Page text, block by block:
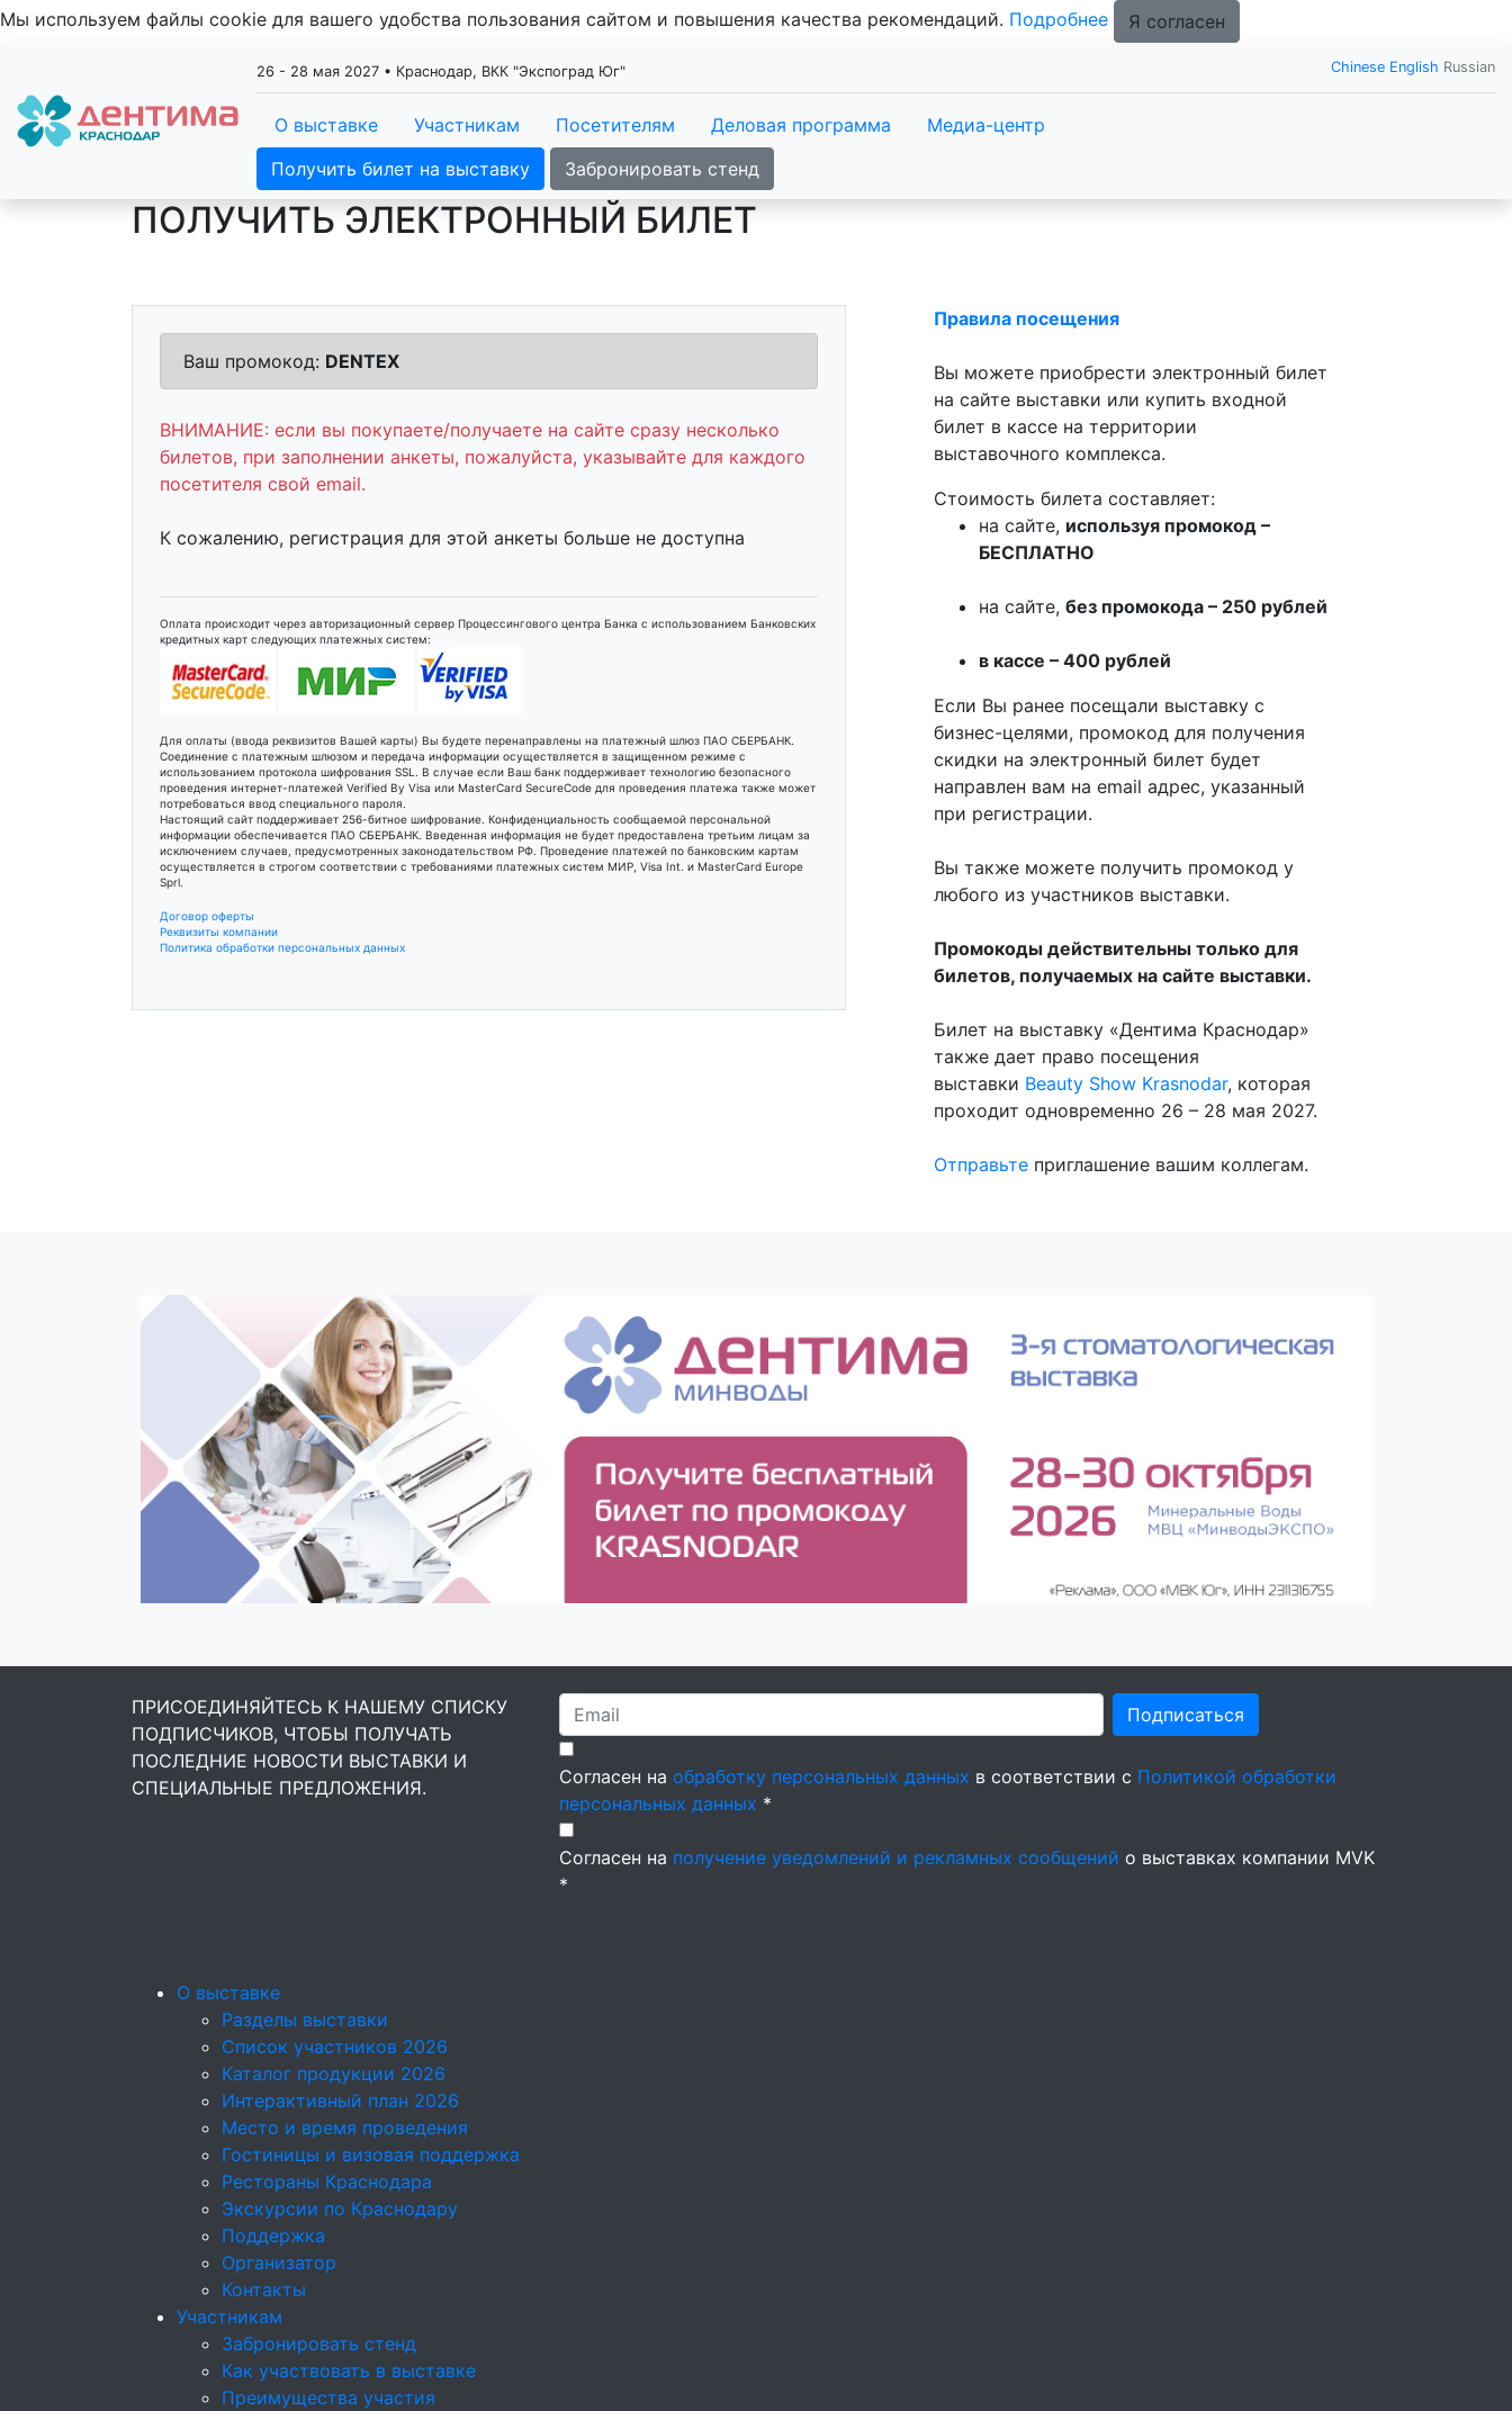
Мы используем файлы cookie для вашего удобства пользования сайтом и повышения качества рекомендаций. Подробнее Я согласен
26 - 28 мая 2027 • Краснодар, ВКК "Экспоград Юг" Chinese English Russian
О выставке Участникам Посетителям Деловая программа
Медиа-центр
Получить билет на выставку
Забронировать стенд
ПОЛУЧИТЬ ЭЛЕКТРОННЫЙ БИЛЕТ
Ваш промокод: DENTEX
ВНИМАНИЕ: если вы покупаете/получаете на сайте сразу несколько
билетов, при заполнении анкеты, пожалуйста, указывайте для каждого
посетителя свой email.
К сожалению, регистрация для этой анкеты больше не доступна
Оплата происходит через авторизационный сервер Процессингового центра Банка с использованием Банковских
кредитных карт следующих платежных систем:
Для оплаты (ввода реквизитов Вашей карты) Вы будете перенаправлены на платежный шлюз ПАО СБЕРБАНК.
Соединение с платежным шлюзом и передача информации осуществляется в защищенном режиме с
использованием протокола шифрования SSL. В случае если Ваш банк поддерживает технологию безопасного
проведения интернет-платежей Verified By Visa или MasterCard SecureCode для проведения платежа также может
потребоваться ввод специального пароля.
Настоящий сайт поддерживает 256-битное шифрование. Конфиденциальность сообщаемой персональной
информации обеспечивается ПАО СБЕРБАНК. Введенная информация не будет предоставлена третьим лицам за
исключением случаев, предусмотренных законодательством РФ. Проведение платежей по банковским картам
осуществляется в строгом соответствии с требованиями платежных систем МИР, Visa Int. и MasterCard Europe
Sprl.
Договор оферты
Реквизиты компании
Политика обработки персональных данных
Правила посещения
Вы можете приобрести электронный билет
на сайте выставки или купить входной
билет в кассе на территории
выставочного комплекса.
Стоимость билета составляет:
на сайте, используя промокод –
БЕСПЛАТНО
на сайте, без промокода – 250 рублей
в кассе – 400 рублей
Если Вы ранее посещали выставку c
бизнес-целями, промокод для получения
скидки на электронный билет будет
направлен вам на email адрес, указанный
при регистрации.
Вы также можете получить промокод у
любого из участников выставки.
Промокоды действительны только для
билетов, получаемых на сайте выставки.
Билет на выставку «Дентима Краснодар»
также дает право посещения
выставки Beauty Show Krasnodar, которая
проходит одновременно 26 – 28 мая 2027.
Отправьте приглашение вашим коллегам.
ПРИСОЕДИНЯЙТЕСЬ К НАШЕМУ СПИСКУ
ПОДПИСЧИКОВ, ЧТОБЫ ПОЛУЧАТЬ
ПОСЛЕДНИЕ НОВОСТИ ВЫСТАВКИ И
СПЕЦИАЛЬНЫЕ ПРЕДЛОЖЕНИЯ.
Подписаться
Согласен на обработку персональных данных в соответствии с Политикой обработки
персональных данных *
Согласен на получение уведомлений и рекламных сообщений о выставках компании MVK
*
О выставке
Разделы выставки
Список участников 2026
Каталог продукции 2026
Интерактивный план 2026
Место и время проведения
Гостиницы и визовая поддержка
Рестораны Краснодара
Экскурсии по Краснодару
Поддержка
Организатор
Контакты
Участникам
Забронировать стенд
Как участвовать в выставке
Преимущества участия